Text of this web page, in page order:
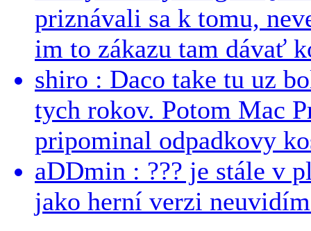
priznávali sa k tomu,
im to zákazu tam dávať
shiro : Daco take tu uz
tych rokov. Potom Mac
pripominal odpadkovy
aDDmin : ??? je stále v
jako herní verzi